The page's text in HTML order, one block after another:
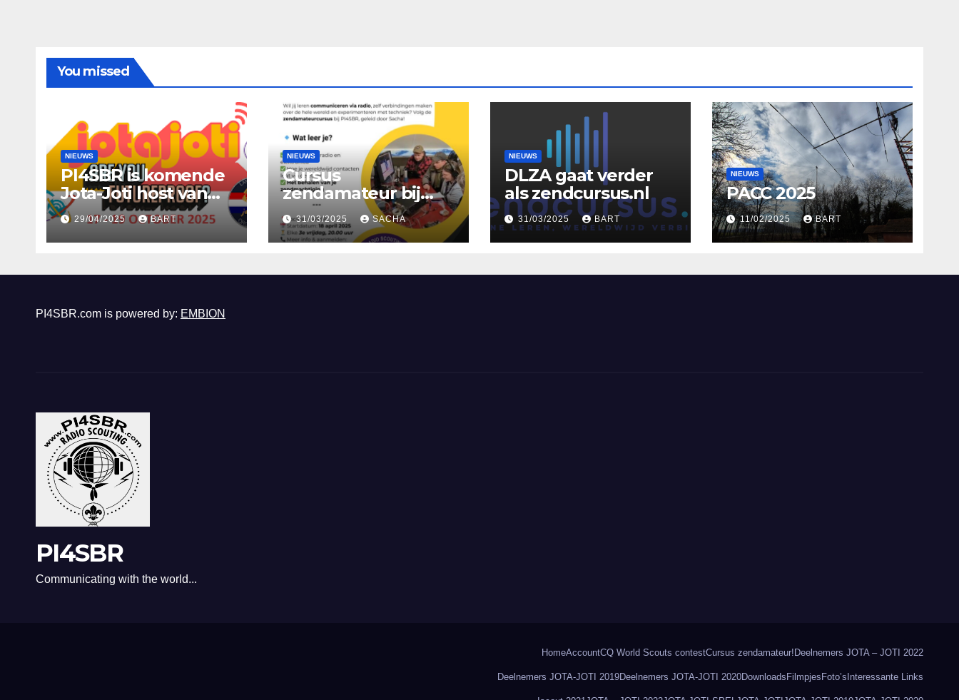
You missed
NIEUWS
PI4SBR is komende
Jota-Joti host van
PI4S
29/04/2025 BART
NIEUWS
Cursus
zendamateur bij
PI4SBR
31/03/2025 SACHA
NIEUWS
DLZA gaat verder
als zendcursus.nl
31/03/2025 BART
NIEUWS
PACC 2025
11/02/2025 BART
PI4SBR.com is powered by: EMBION
PI4SBR
Communicating with the world...
HomeAccountCQ World Scouts contestCursus zendamateur! Deelnemers JOTA – JOTI 2022
Deelnemers JOTA-JOTI 2019Deelnemers JOTA-JOTI 2020Downloads Filmpjes Foto’s Interessante Links